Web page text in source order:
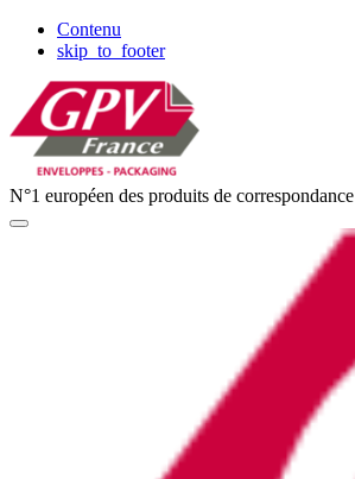
Contenu
skip_to_footer
N°1 européen des produits de correspondance